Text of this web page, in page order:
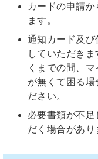
カードの申請
ます。
通知カード及
していただき
くまでの間、
が無くて困る場
ださい。
必要書類が不
だく場合があり